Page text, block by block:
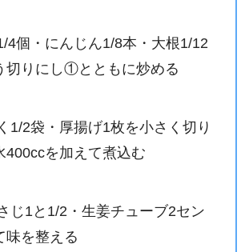
個・にんじん1/8本・大根1/12
切りにし①とともに炒める
1/2袋・厚揚げ1枚を小さく切り
400ccを加えて煮込む
じ1と1/2・生姜チューブ2セン
味を整える